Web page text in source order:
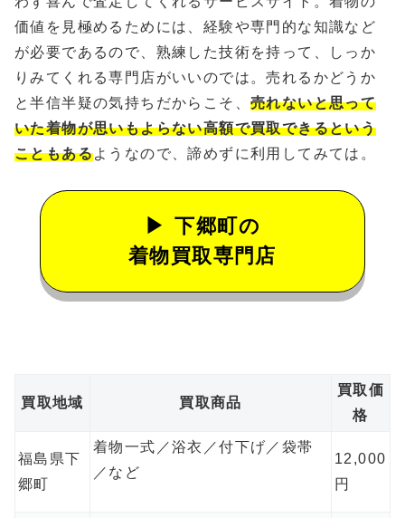
価値を見極めるためには、経験や専門的な知識など
が必要であるので、熟練した技術を持って、しっか
りみてくれる専門店がいいのでは。売れるかどうか
と半信半疑の気持ちだからこそ、 売れないと思って
いた着物が思いもよらない高額で買取できるという
こともあるようなので、諦めずに利用してみては。
下郷町の
着物買取専門店
買取地域 買取商品
買取価
格
福島県下
郷町
着物一式／浴衣／付下げ／袋帯
／など
12,000
円